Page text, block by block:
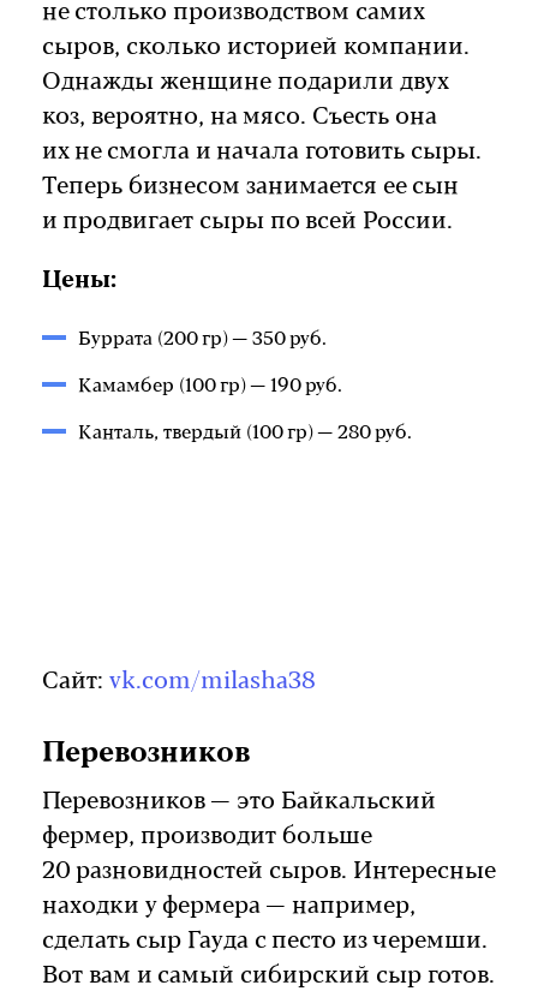
не столько производством самих
сыров, сколько историей компании.
Однажды женщине подарили двух
коз, вероятно, на мясо. Съесть она
их не смогла и начала готовить сыры.
Теперь бизнесом занимается ее сын
и продвигает сыры по всей России.
Цены:
Буррата (200 гр) — 350 руб.
Камамбер (100 гр) — 190 руб.
Канталь, твердый (100 гр) — 280 руб.
Сайт: vk.com/milasha38
Перевозников
Перевозников — это Байкальский
фермер, производит больше
20 разновидностей сыров. Интересные
находки у фермера — например,
сделать сыр Гауда с песто из черемши.
Вот вам и самый сибирский сыр готов.